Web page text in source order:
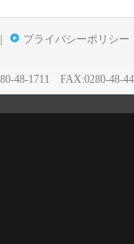
| プライバシーポリシー
48-1711 FAX:0280-48-